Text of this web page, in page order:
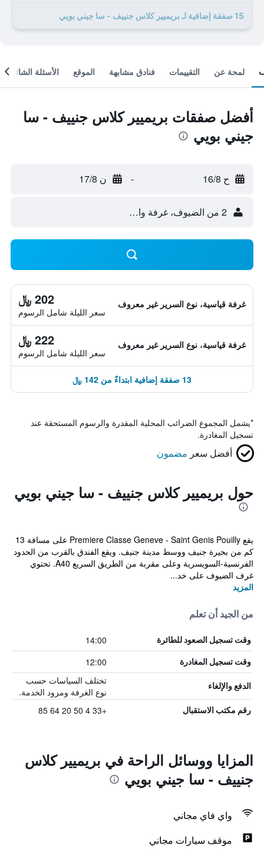
15 صفقة إضافية لـ بريميير كلاس جنييف - سا جيني بويي
لمحة عن التقييمات فنادق مشابهة الموقع الأسئلة الشائعة
أفضل صفقات بريميير كلاس جنييف - سا
جيني بويي
ح 16/8 - ن 17/8
2 من الضيوف، غرفة واحدة
غرفة قياسية، نوع السرير غير معروف 202 ﷼
سعر الليلة شامل الرسوم
غرفة قياسية، نوع السرير غير معروف 222 ﷼
سعر الليلة شامل الرسوم
13 صفقة إضافية ابتداءً من 142 ﷼
*يشمل المجموع الضرائب المحلية المقدرة والرسوم المستحقة عند
تسجيل المغادرة.
أفضل سعر مضمون
حول بريميير كلاس جنييف - سا جيني بويي
يقع Premiere Classe Geneve - Saint Genis Pouilly على مسافة 13
كم من بحيرة جنيف ووسط مدينة جنيف. ويقع الفندق بالقرب من الحدود
الفرنسية-السويسرية وعلى مقربة من الطريق السريع A40. تحتوي
غرف الضيوف على خد...
المزيد
من الجيد أن تعلم
وقت تسجيل الصعود للطائرة 14:00
وقت تسجيل المغادرة 12:00
الدفع والإلغاء
تختلف السياسات حسب
نوع الغرفة ومزود الخدمة.
رقم مكتب الاستقبال +33 4 50 20 64 85
المزايا ووسائل الراحة في بريميير كلاس
جنييف - سا جيني بويي
واي فاي مجاني
موقف سيارات مجاني